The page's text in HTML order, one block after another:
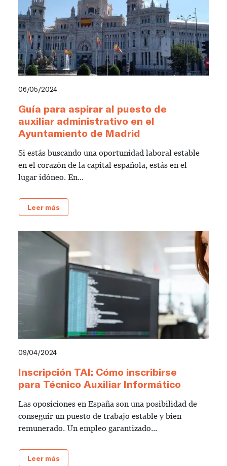
06/05/2024
Guía para aspirar al puesto de
auxiliar administrativo en el
Ayuntamiento de Madrid
Si estás buscando una oportunidad laboral estable
en el corazón de la capital española, estás en el
lugar idóneo. En...
Leer más
09/04/2024
Inscripción TAI: Cómo inscribirse
para Técnico Auxiliar Informático
Las oposiciones en España son una posibilidad de
conseguir un puesto de trabajo estable y bien
remunerado. Un empleo garantizado...
Leer más